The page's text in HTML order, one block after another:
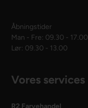
Åbningstider
Man - Fre: 09.30 - 17.00
Lør: 09.30 - 13.00
Vores services
R2 Farvehandel